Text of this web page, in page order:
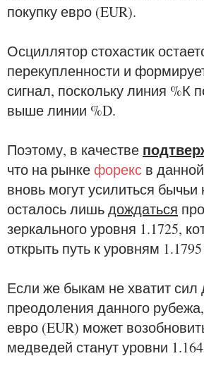
покупку евро (EUR).
Осциллятор стохастик
перекупленности и
сигнал, поскольку линия %К
выше линии %D.
Поэтому, в качестве
что на рынкефорекс в
вновь могут усилиться
осталось лишьдождаться
зеркального уровня 1.1725,
открыть путь к уровням
Если же быкам не хватит сил
преодоления данного
евро (EUR) может
медведей станут уровни